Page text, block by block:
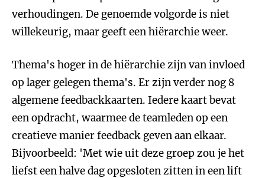
verhoudingen. De genoemde volgorde is niet
willekeurig, maar geeft een hiërarchie weer.
Thema's hoger in de hiërarchie zijn van invloed
op lager gelegen thema's. Er zijn verder nog 8
algemene feedbackkaarten. Iedere kaart bevat
een opdracht, waarmee de teamleden op een
creatieve manier feedback geven aan elkaar.
Bijvoorbeeld: 'Met wie uit deze groep zou je het
liefst een halve dag opgesloten zitten in een lift